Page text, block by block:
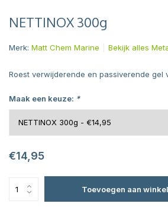
NETTINOX 300g
Merk: Matt Chem Marine Bekijk alles
Roest verwijderende en passiverende gel
Maak een keuze: *
€14,95
Toevoegen aan